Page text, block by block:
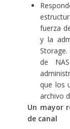
fuerza
y la
Storage
de
que los
archivo
Un mayor
de canal